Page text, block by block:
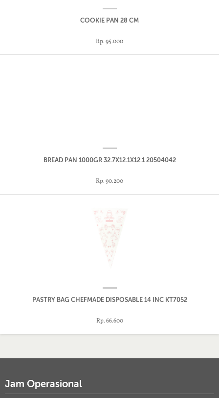
COOKIE PAN 28 CM
Rp. 95.000
BREAD PAN 1000GR 32.7X12.1X12.1 20504042
Rp. 90.200
PASTRY BAG CHEFMADE DISPOSABLE 14 INC KT7052
Rp. 66.600
Jam Operasional